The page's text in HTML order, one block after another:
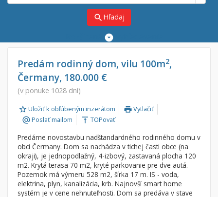
search Hľadaj
Predaj
Prenájom
Od:
Do:
Lokalita
×
×
Nitriansky (kraj)
Byt Dom
Predám rodinný dom, vilu 100m2,
Čermany, 180.000 €
(v ponuke 1028 dní)
Uložiť k obľúbeným inzerátom printVytlačiť
alternate_emailPoslať mailom vertical_align_top TOPovať
Predáme novostavbu nadštandardného rodinného domu v
obci Čermany. Dom sa nachádza v tichej časti obce (na
okraji), je jednopodlažný, 4-izbový, zastavaná plocha 120
m2. Krytá terasa 70 m2, kryté parkovanie pre dve autá.
Pozemok má výmeru 528 m2, šírka 17 m. IS - voda,
elektrina, plyn, kanalizácia, krb. Najnovší smart home
systém je v cene nehnuteľnosti. Dom sa predáva v stave